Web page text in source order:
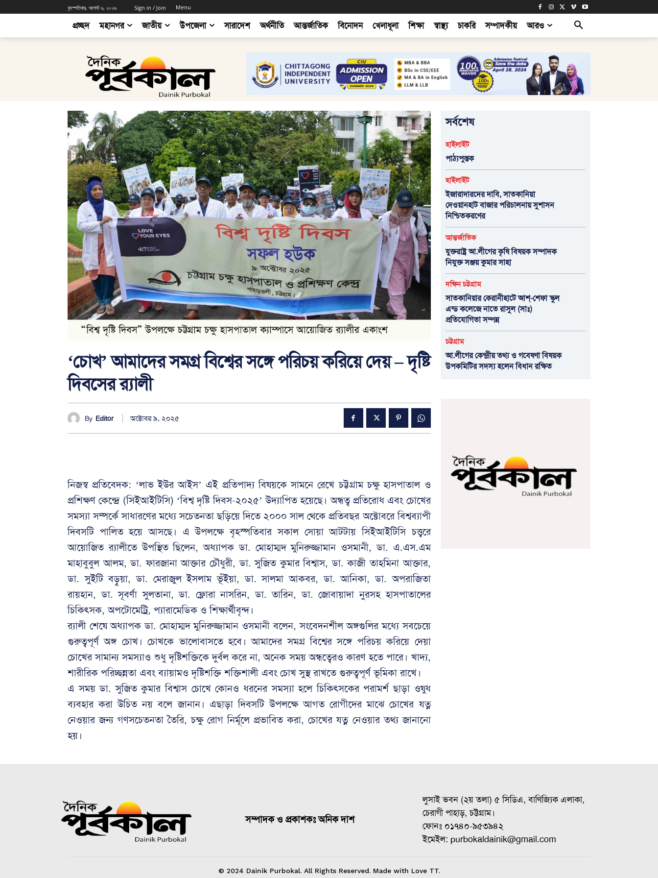
বৃহস্পতিবার, আগস্ট ৬, ২০২৬ Sign in / Join Menu
প্রচ্ছদ মহানগর জাতীয় উপজেলা সারাদেশ অর্থনীতি আন্তর্জাতিক বিনোদন খেলাধূলা শিক্ষা স্বাস্থ্য চাকরি সম্পাদকীয় আরও
‘চোখ’ আমাদের সমগ্র বিশ্বের সঙ্গে পরিচয় করিয়ে দেয় – দৃষ্টি
দিবসের র‌্যালী
By Editor অক্টোবর ৯, ২০২৫
নিজস্ব প্রতিবেদক: ‘লাভ ইউর আইস’ এই প্রতিপাদ্য বিষয়কে সামনে রেখে চট্টগ্রাম চক্ষু হাসপাতাল ও
প্রশিক্ষণ কেন্দ্রে (সিইআইটিসি) ‘বিশ্ব দৃষ্টি দিবস-২০২৫’ উদ্যাপিত হয়েছে। অন্ধত্ব প্রতিরোধ এবং চোখের
সমস্যা সম্পর্কে সাধারণের মধ্যে সচেতনতা ছড়িয়ে দিতে ২০০০ সাল থেকে প্রতিবছর অক্টোবরে বিশ্বব্যাপী
দিবসটি পালিত হয়ে আসছে। এ উপলক্ষে বৃহস্পতিবার সকাল সোয়া আটটায় সিইআইটিসি চত্ত্বরে
আয়োজিত র‌্যালীতে উপস্থিত ছিলেন, অধ্যাপক ডা. মোহাম্মদ মুনিরুজ্জামান ওসমানী, ডা. এ.এস.এম
মাহাবুবুল আলম, ডা. ফারজানা আক্তার চৌধুরী, ডা. সুজিত কুমার বিশ্বাস, ডা. কাজী তাহমিনা আক্তার,
ডা. সুইটি বড়ুয়া, ডা. মেরাজুল ইসলাম ভূঁইয়া, ডা. সালমা আকবর, ডা. আনিকা, ডা. অপরাজিতা
রায়হান, ডা. সূবর্ণা সুলতানা, ডা. ফ্লোরা নাসরিন, ডা. তারিন, ডা. জোবায়াদা নুরসহ হাসপাতালের
চিকিৎসক, অপটোমেট্রি, প্যারামেডিক ও শিক্ষার্থীবৃন্দ।
র‌্যালী শেষে অধ্যাপক ডা. মোহাম্মদ মুনিরুজ্জামান ওসমানী বলেন, সংবেদনশীল অঙ্গগুলির মধ্যে সবচেয়ে
গুরুত্বপূর্ণ অঙ্গ চোখ। চোখকে ভালোবাসতে হবে। আমাদের সমগ্র বিশ্বের সঙ্গে পরিচয় করিয়ে দেয়া
চোখের সামান্য সমস্যাও শুধু দৃষ্টিশক্তিকে দুর্বল করে না, অনেক সময় অন্ধত্বেরও কারণ হতে পারে। খাদ্য,
শারীরিক পরিচ্ছন্নতা এবং ব্যায়ামও দৃষ্টিশক্তি শক্তিশালী এবং চোখ সুস্থ রাখতে গুরুত্বপূর্ণ ভূমিকা রাখে।
এ সময় ডা. সুজিত কুমার বিশ্বাস চোখে কোনও ধরনের সমস্যা হলে চিকিৎসকের পরামর্শ ছাড়া ওষুধ
ব্যবহার করা উচিত নয় বলে জানান। এছাড়া দিবসটি উপলক্ষে আগত রোগীদের মাঝে চোখের যত্ন
নেওয়ার জন্য গণসচেতনতা তৈরি, চক্ষু রোগ নির্মূলে প্রভাবিত করা, চোখের যত্ন নেওয়ার তথ্য জানানো
হয়।
সর্বশেষ
হাইলাইট
পাঠ্যপুস্তক
হাইলাইট
ইজারাদারদের দাবি, সাতকানিয়া
দেওয়ানহাট বাজার পরিচালনায় সুশাসন
নিশ্চিতকরণের
আন্তর্জাতিক
যুক্তরাষ্ট্র আ.লীগের কৃষি বিষয়ক সম্পাদক
নিযুক্ত সঞ্জয় কুমার সাহা
দক্ষিন চট্টগ্রাম
সাতকানিয়ার কেরানীহাটে আশ্-শেফা স্কুল
এন্ড কলেজে নাতে রাসুল (সাঃ)
প্রতিযোগিতা সম্পন্ন
চট্টগ্রাম
আ.লীগের কেন্দ্রীয় তথ্য ও গবেষণা বিষয়ক
উপকমিটির সদস্য হলেন বিধান রক্ষিত
সম্পাদক ও প্রকাশকঃ অনিক দাশ
লুসাই ভবন (২য় তলা) ৫ সিডিএ, বাণিজ্যিক এলাকা,
চেরাগী পাহাড়, চট্টগ্রাম।
ফোনঃ ০১৭৪০-৯৫৩৯৪২
ইমেইল: purbokaldainik@gmail.com
© 2024 Dainik Purbokal. All Rights Reserved. Made with Love TT.